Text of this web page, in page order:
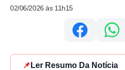
02/06/2026 às 11h15
📌 Ler Resumo Da Notícia